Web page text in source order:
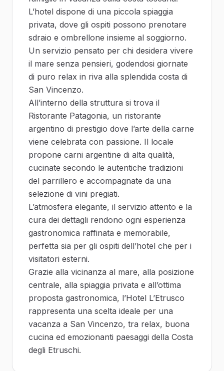
L’hotel dispone di una piccola spiaggia
privata, dove gli ospiti possono prenotare
sdraio e ombrellone insieme al soggiorno.
Un servizio pensato per chi desidera vivere
il mare senza pensieri, godendosi giornate
di puro relax in riva alla splendida costa di
San Vincenzo.
All’interno della struttura si trova il
Ristorante Patagonia, un ristorante
argentino di prestigio dove l’arte della carne
viene celebrata con passione. Il locale
propone carni argentine di alta qualità,
cucinate secondo le autentiche tradizioni
del parrillero e accompagnate da una
selezione di vini pregiati.
L’atmosfera elegante, il servizio attento e la
cura dei dettagli rendono ogni esperienza
gastronomica raffinata e memorabile,
perfetta sia per gli ospiti dell’hotel che per i
visitatori esterni.
Grazie alla vicinanza al mare, alla posizione
centrale, alla spiaggia privata e all’ottima
proposta gastronomica, l’Hotel L’Etrusco
rappresenta una scelta ideale per una
vacanza a San Vincenzo, tra relax, buona
cucina ed emozionanti paesaggi della Costa
degli Etruschi.